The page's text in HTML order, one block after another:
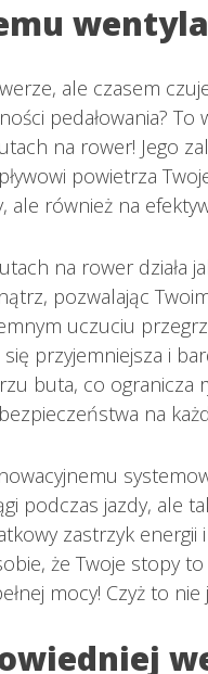
ale czasem
pedałowania?
na rower! Jego
powietrza
również na
na rower działa
pozwalając
uczuciu
się przyjemniejsza i
buta, co ogranicza
na
podczas jazdy, ale
zastrzyk
że Twoje stopy
mocy! Czyż to nie